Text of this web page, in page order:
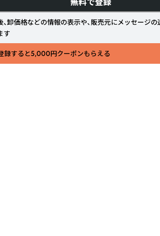
、卸価格などの情報の表示や、販売元にメッセージの
す
登録すると5,000円クーポンもらえる